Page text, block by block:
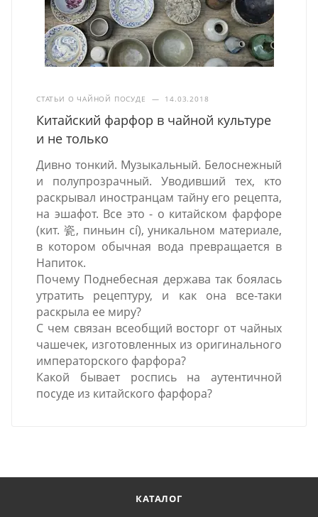
СТАТЬИ О ЧАЙНОЙ ПОСУДЕ — 14.03.2018
Китайский фарфор в чайной культуре
и не только
Дивно тонкий. Музыкальный. Белоснежный
и полупрозрачный. Уводивший тех, кто
раскрывал иностранцам тайну его рецепта,
на эшафот. Все это - о китайском фарфоре
(кит. 瓷, пиньин cí), уникальном материале,
в котором обычная вода превращается в
Напиток.
Почему Поднебесная держава так боялась
утратить рецептуру, и как она все-таки
раскрыла ее миру?
С чем связан всеобщий восторг от чайных
чашечек, изготовленных из оригинального
императорского фарфора?
Какой бывает роспись на аутентичной
посуде из китайского фарфора?
КАТАЛОГ